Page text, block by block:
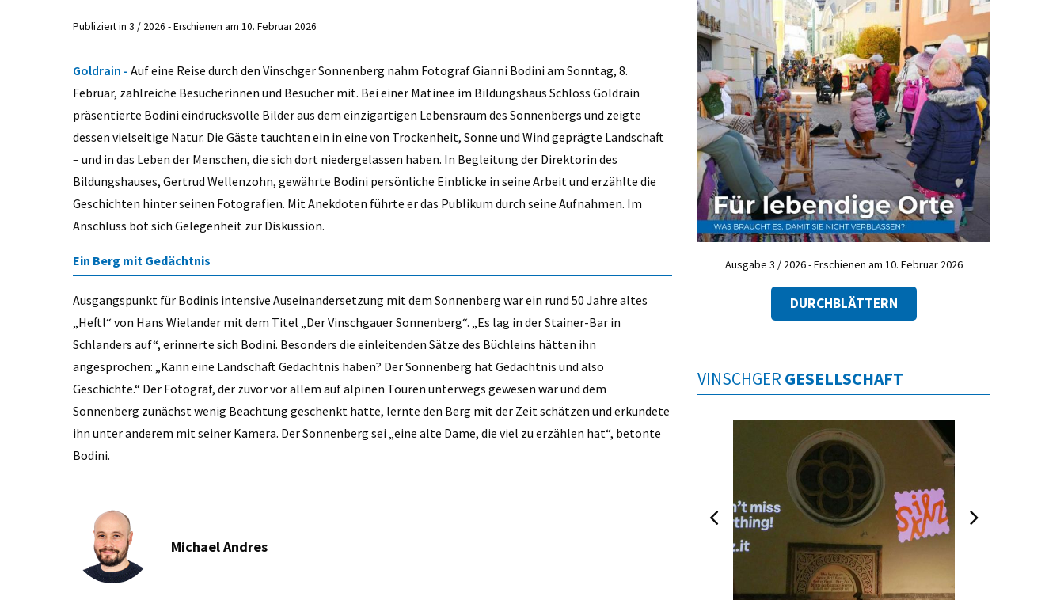
Publiziert in 3 / 2026 - Erschienen am 10. Februar 2026
Goldrain - Auf eine Reise durch den Vinschger Sonnenberg nahm Fotograf Gianni Bodini am Sonntag, 8.
Februar, zahlreiche Besucherinnen und Besucher mit. Bei einer Matinee im Bildungshaus Schloss Goldrain
präsentierte Bodini eindrucksvolle Bilder aus dem einzigartigen Lebensraum des Sonnenbergs und zeigte
dessen vielseitige Natur. Die Gäste tauchten ein in eine von Trockenheit, Sonne und Wind geprägte Landschaft
– und in das Leben der Menschen, die sich dort niedergelassen haben. In Begleitung der Direktorin des
Bildungshauses, Gertrud Wellenzohn, gewährte Bodini persönliche Einblicke in seine Arbeit und erzählte die
Geschichten hinter seinen Fotografien. Mit Anekdoten führte er das Publikum durch seine Aufnahmen. Im
Anschluss bot sich Gelegenheit zur Diskussion.
Ein Berg mit Gedächtnis
Ausgangspunkt für Bodinis intensive Auseinandersetzung mit dem Sonnenberg war ein rund 50 Jahre altes
„Heftl“ von Hans Wielander mit dem Titel „Der Vinschgauer Sonnenberg“. „Es lag in der Stainer-Bar in
Schlanders auf“, erinnerte sich Bodini. Besonders die einleitenden Sätze des Büchleins hätten ihn
angesprochen: „Kann eine Landschaft Gedächtnis haben? Der Sonnenberg hat Gedächtnis und also
Geschichte.“ Der Fotograf, der zuvor vor allem auf alpinen Touren unterwegs gewesen war und dem
Sonnenberg zunächst wenig Beachtung geschenkt hatte, lernte den Berg mit der Zeit schätzen und erkundete
ihn unter anderem mit seiner Kamera. Der Sonnenberg sei „eine alte Dame, die viel zu erzählen hat“, betonte
Bodini.
Michael Andres
Ausgabe 3 / 2026 - Erschienen am 10. Februar 2026
DURCHBLÄTTERN
VINSCHGER GESELLSCHAFT